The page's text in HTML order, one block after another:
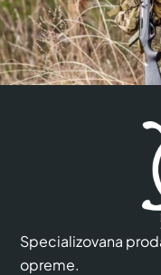
Specializovana
opreme.